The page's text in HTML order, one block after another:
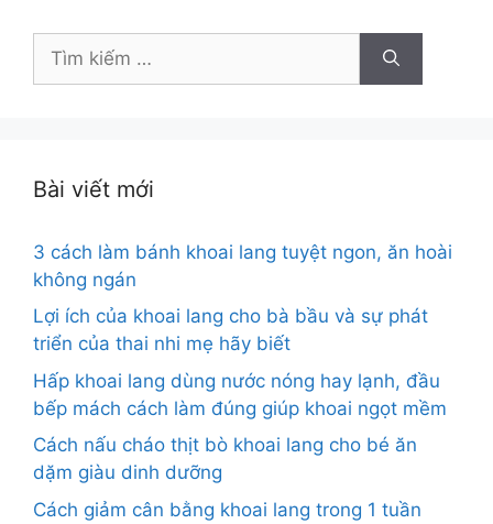
Tìm
kiếm
Bài viết mới
3 cách làm bánh khoai lang tuyệt ngon, ăn hoài
không ngán
Lợi ích của khoai lang cho bà bầu và sự phát
triển của thai nhi mẹ hãy biết
Hấp khoai lang dùng nước nóng hay lạnh, đầu
bếp mách cách làm đúng giúp khoai ngọt mềm
Cách nấu cháo thịt bò khoai lang cho bé ăn
dặm giàu dinh dưỡng
Cách giảm cân bằng khoai lang trong 1 tuần